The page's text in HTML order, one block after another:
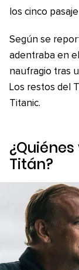
los cinco
Según se
adentraba en
naufragio tras
Los restos del
Titanic.
Titán?